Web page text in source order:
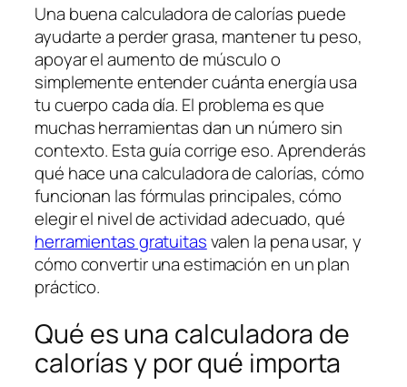
Una buena calculadora de calorías puede
ayudarte a perder grasa, mantener tu peso,
apoyar el aumento de músculo o
simplemente entender cuánta energía usa
tu cuerpo cada día. El problema es que
muchas herramientas dan un número sin
contexto. Esta guía corrige eso. Aprenderás
qué hace una calculadora de calorías, cómo
funcionan las fórmulas principales, cómo
elegir el nivel de actividad adecuado, qué
herramientas gratuitasvalen la pena usar, y
cómo convertir una estimación en un plan
práctico.
Qué es una calculadora de
calorías y por qué importa